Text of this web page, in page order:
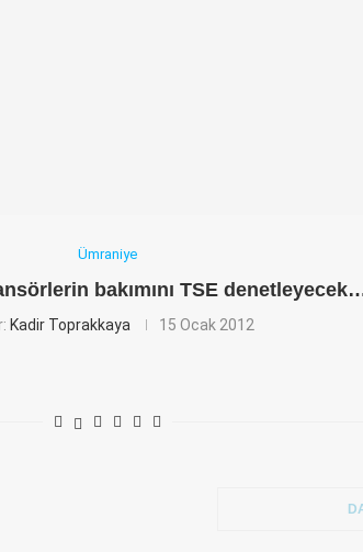
Ümraniye
bakımını TSE
Kadir Toprakkaya 15 Ocak 2012